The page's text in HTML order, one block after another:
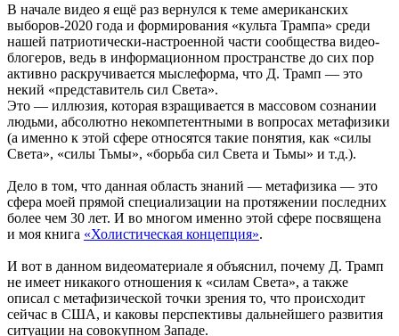
В начале видео я ещё раз вернулся к теме американских
выборов-2020 года и формирования «культа Трампа» среди
нашей патриотически-настроенной части сообщества видео-
блогеров, ведь в информационном пространстве до сих пор
активно раскручивается мыслеформа, что Д. Трамп — это
некий «представитель сил Света».
Это — иллюзия, которая взращивается в массовом сознании
людьми, абсолютно некомпетентными в вопросах метафизики
(а именно к этой сфере относятся такие понятия, как «силы
Света», «силы Тьмы», «борьба сил Света и Тьмы» и т.д.).
Дело в том, что данная область знаний — метафизика — это
сфера моей прямой специализации на протяжении последних
более чем 30 лет. И во многом именно этой сфере посвящена
и моя книга «Холистическая концепция».
И вот в данном видеоматериале я объяснил, почему Д. Трамп
не имеет никакого отношения к «силам Света», а также
описал с метафизической точки зрения то, что происходит
сейчас в США, и каковы перспективы дальнейшего развития
ситуации на совокупном Западе.